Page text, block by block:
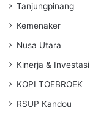
Tanjungpinang
Kemenaker
Nusa Utara
Kinerja & Investasi
KOPI TOEBROEK
RSUP Kandou